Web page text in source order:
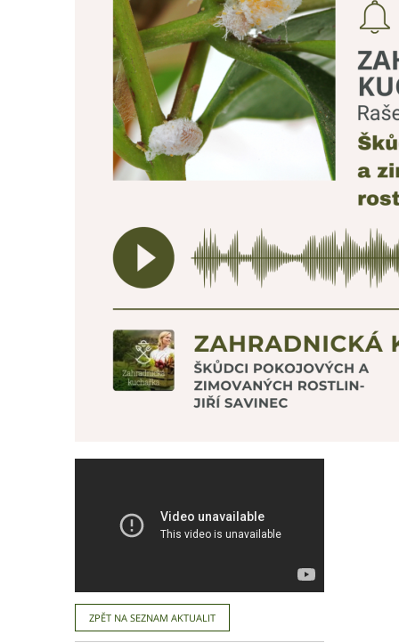
Olomoucký kraj
Moravskoslezský kraj
Slovenská republika
Základní kontaktní údaje
Výrobní závody
Zahradní centra a podnikové prodejny
ZPĚT NA SEZNAM AKTUALIT